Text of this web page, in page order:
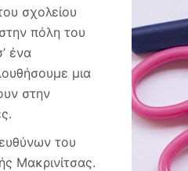
ΚΕΠΕΑ
Μακρινίτσας
σχολείου
πόλη του
ένα
μια
στην
του
Μακρινίτσας.